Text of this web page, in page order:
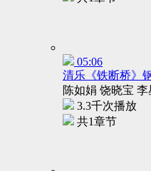
05:06
清乐《铁断桥》
陈如娟 饶晓宝
3.3千次播放
共1章节